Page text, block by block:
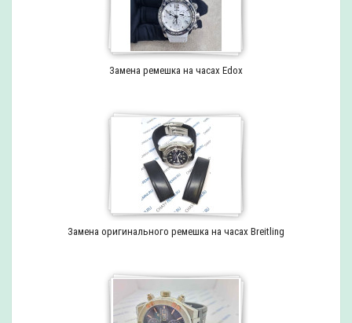
Замена ремешка на часах Edox
Замена оригинального ремешка на часах Breitling